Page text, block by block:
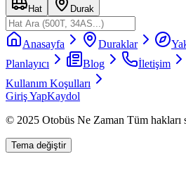
Hat Durak
Anasayfa Duraklar
Planlayıcı
Blog İletişim
Kullanım Koşulları
Giriş YapKaydol
© 2025 Otobüs Ne Zaman Tüm hakları
Tema değiştir